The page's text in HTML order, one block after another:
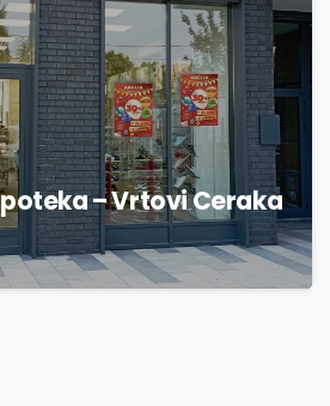
– Vrtovi Ceraka